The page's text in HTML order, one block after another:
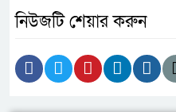
নিউজটি শেয়ার করুন